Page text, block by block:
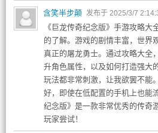
含笑半步颠 发布于 2025/3/7
《巨龙传奇纪念版》手游攻略大
的了解。游戏的剧情丰富，世界
真正的屠龙勇士。通过攻略大全
升角色属性，以及如何打造强大
玩法都非常刺激，让我欲罢不能
好，即使在低配置的手机上也能
纪念版》是一款非常优秀的传奇
玩家尝试！